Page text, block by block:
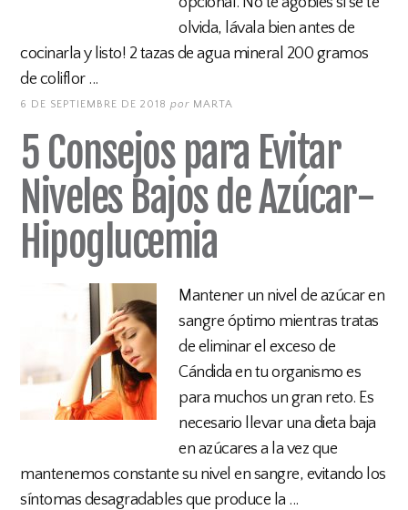
olvida, lávala bien antes de
cocinarla y listo! 2 tazas de agua mineral 200 gramos
de coliflor ...
6 DE SEPTIEMBRE DE 2018 por MARTA
5 Consejos para Evitar
Niveles Bajos de Azúcar-
Hipoglucemia
Mantener un nivel de azúcar en
sangre óptimo mientras tratas
de eliminar el exceso de
Cándida en tu organismo es
para muchos un gran reto. Es
necesario llevar una dieta baja
en azúcares a la vez que
mantenemos constante su nivel en sangre, evitando los
síntomas desagradables que produce la ...